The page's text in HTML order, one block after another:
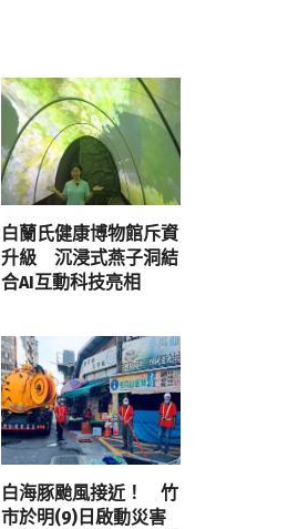
白蘭氏健康博物館斥資
升級 沉浸式燕子洞結
合AI互動科技亮相
白海豚颱風接近！ 竹
市於明(9)日啟動災害